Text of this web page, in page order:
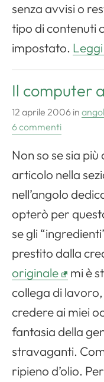
senza avvisi o
tipo di contenuti
impostato.
Il computer
12 aprile 2006 in
6 commenti
Non so se sia
articolo nella
nell’angolo
opterò per
se gli
prestito dalla
originale
mi è
collega di
credere ai miei
fantasia della
stravaganti.
ripieno d’olio.